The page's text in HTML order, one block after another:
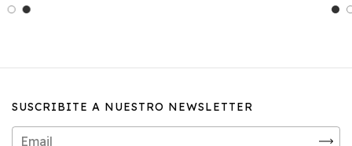
SUSCRIBITE A NUESTRO NEWSLETTER